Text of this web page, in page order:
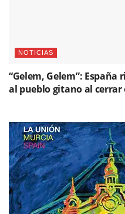
NOTICIAS
“Gelem, Gelem”:
al pueblo gitano al cerrar